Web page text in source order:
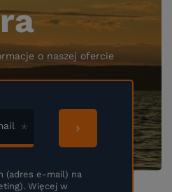
o naszej ofercie
(adres e-mail) na
Więcej w